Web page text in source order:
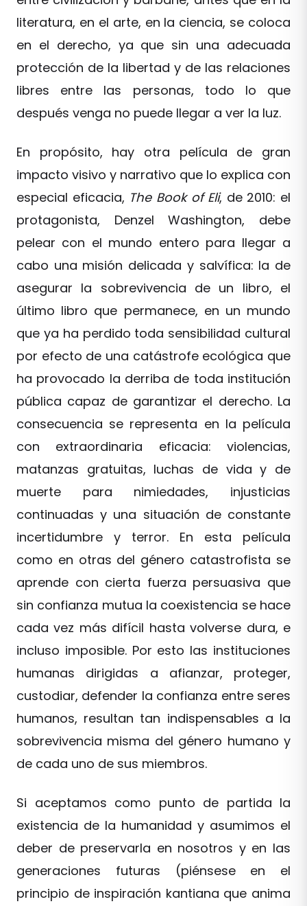
literatura, en el arte, en la ciencia, se coloca
en el derecho, ya que sin una adecuada
protección de la libertad y de las relaciones
libres entre las personas, todo lo que
después venga no puede llegar a ver la luz.
En propósito, hay otra película de gran
impacto visivo y narrativo que lo explica con
especial eficacia, The Book of Eli, de 2010: el
protagonista, Denzel Washington, debe
pelear con el mundo entero para llegar a
cabo una misión delicada y salvífica: la de
asegurar la sobrevivencia de un libro, el
último libro que permanece, en un mundo
que ya ha perdido toda sensibilidad cultural
por efecto de una catástrofe ecológica que
ha provocado la derriba de toda institución
pública capaz de garantizar el derecho. La
consecuencia se representa en la película
con extraordinaria eficacia: violencias,
matanzas gratuitas, luchas de vida y de
muerte para nimiedades, injusticias
continuadas y una situación de constante
incertidumbre y terror. En esta película
como en otras del género catastrofista se
aprende con cierta fuerza persuasiva que
sin confianza mutua la coexistencia se hace
cada vez más difícil hasta volverse dura, e
incluso imposible. Por esto las instituciones
humanas dirigidas a afianzar, proteger,
custodiar, defender la confianza entre seres
humanos, resultan tan indispensables a la
sobrevivencia misma del género humano y
de cada uno de sus miembros.
Si aceptamos como punto de partida la
existencia de la humanidad y asumimos el
deber de preservarla en nosotros y en las
generaciones futuras (piénsese en el
principio de inspiración kantiana que anima